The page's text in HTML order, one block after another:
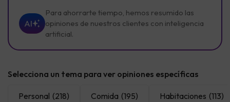
AI
Para ahorrarte tiempo, hemos resumido las
opiniones de nuestros clientes con inteligencia
artificial.
Selecciona un tema para ver opiniones específicas
Personal (218) Comida (195) Habitaciones (113)